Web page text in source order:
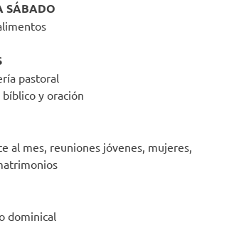
SÁBADO
pastoral
y oración
al mes, reuniones jóvenes, mujeres,
dominical